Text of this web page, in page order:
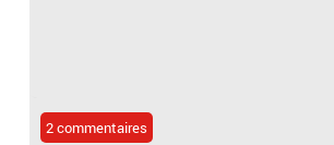
2 commentaires